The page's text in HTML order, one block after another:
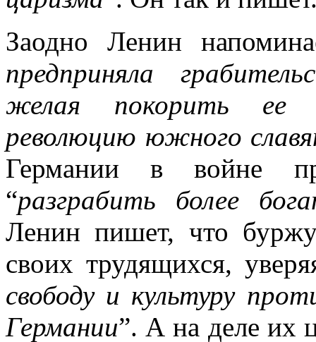
Заодно Ленин
предприняла
желая покорить ее
революцию южного
Германии в войне
“разграбить более
Ленин пишет, что
своих трудящихся,
свободу и культуру
Германии”. А на деле их